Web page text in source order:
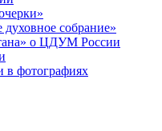
собрание»
о ЦДУМ России
фотографиях